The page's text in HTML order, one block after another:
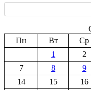
Пн
Вт Ср
1
2
7
8 9
14
15 16